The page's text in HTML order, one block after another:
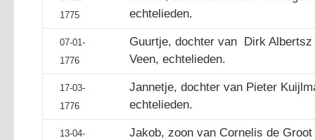
1775
echtelieden.
07-01-
1776
Guurtje, dochter van Dirk
Veen, echtelieden.
17-03-
1776
Jannetje, dochter van Pieter
echtelieden.
13-04-
Jakob, zoon van Cornelis de